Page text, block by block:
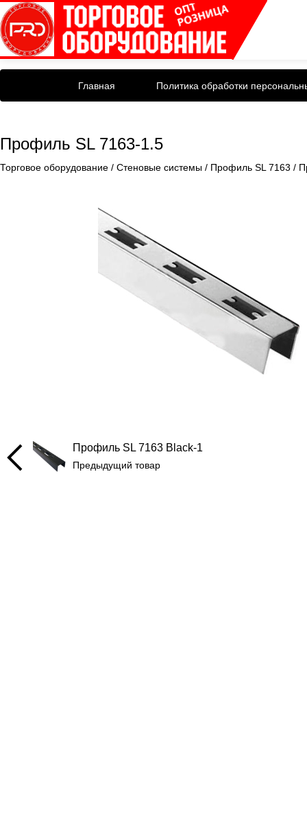
Главная Политика обработки
Профиль SL 7163-1.5
Торговое оборудование / Стеновые системы / Профиль SL 7163 /
Профиль SL 7163 Black-1
Предыдущий товар